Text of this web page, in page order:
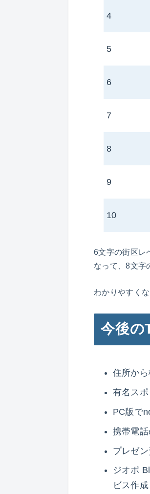
4
5
6
7
8
9
10
6文字の街区レ
なって、8文字
わかりやすく
今後の
住所か
有名ス
PC版で
携帯電
プレゼ
ジオポ
ビス作成